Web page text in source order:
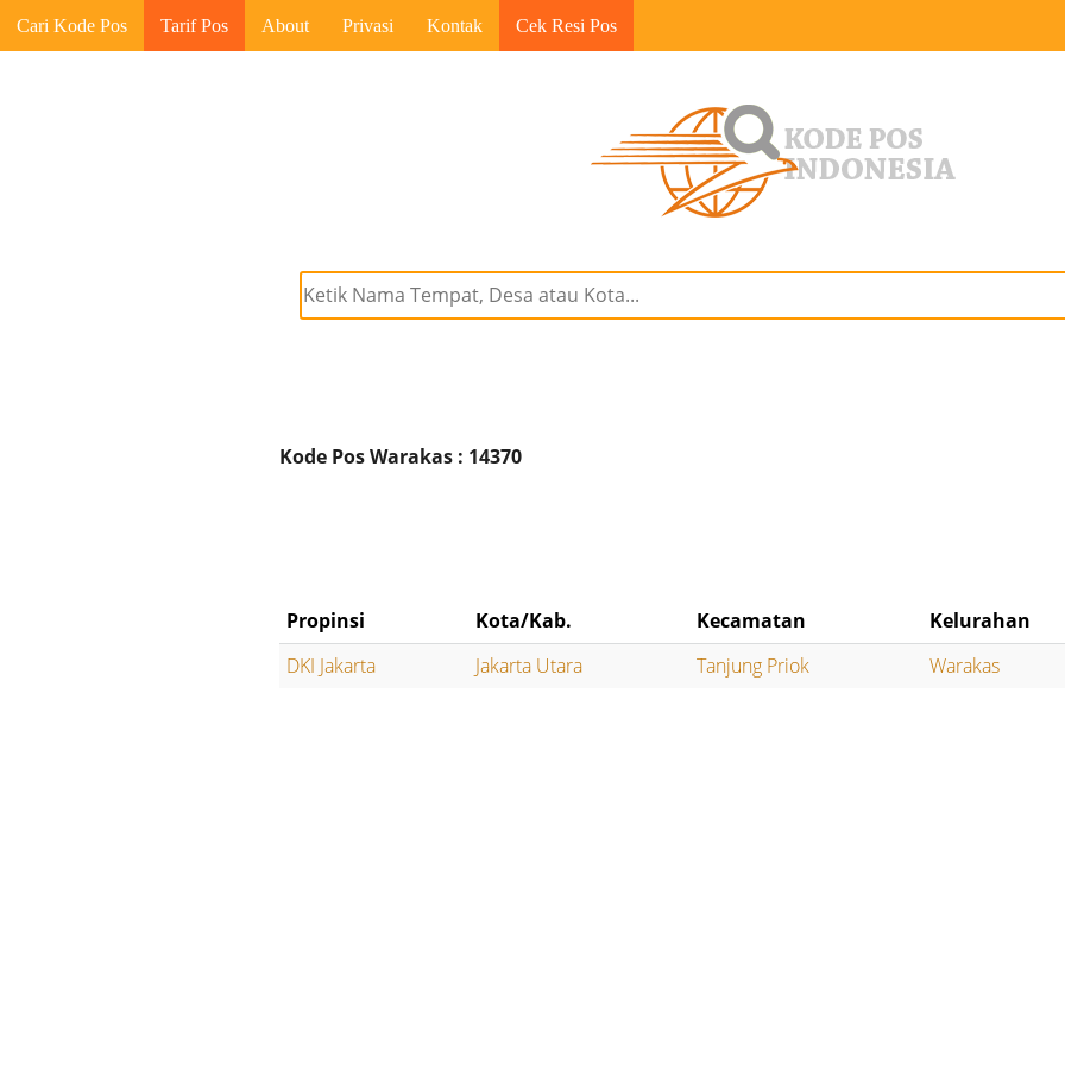
Cari Kode Pos Tarif Pos About Privasi Kontak Cek Resi Pos
Kode Pos Warakas : 14370
Propinsi Kota/Kab. Kecamatan
Kelurahan
DKI Jakarta
Jakarta Utara Tanjung Priok Warakas